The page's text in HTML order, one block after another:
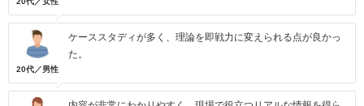
20代／男性
ケーススタディが多く、理論を即戦力に変えられる点が良かっ
た。